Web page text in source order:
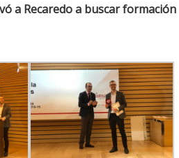
a Recaredo a buscar formación